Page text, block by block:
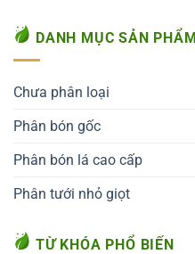
DANH MỤC SẢN PHẨM
Chưa phân loại
Phân bón gốc
Phân bón lá cao cấp
Phân tưới nhỏ giọt
TỪ KHÓA PHỔ BIẾN